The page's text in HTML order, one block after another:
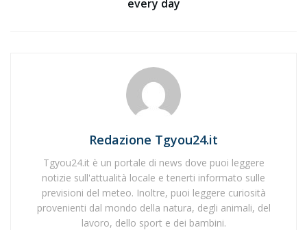
every day
Redazione Tgyou24.it
Tgyou24.it è un portale di news dove puoi leggere
notizie sull'attualità locale e tenerti informato sulle
previsioni del meteo. Inoltre, puoi leggere curiosità
provenienti dal mondo della natura, degli animali, del
lavoro, dello sport e dei bambini.